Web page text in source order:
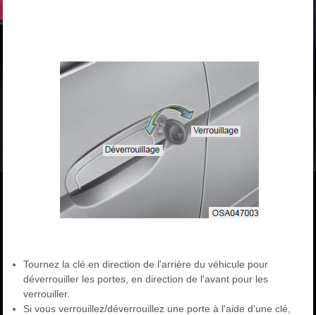
Tournez la clé en direction de l'arrière du véhicule pour
déverrouiller les portes, en direction de l'avant pour les
verrouiller.
Si vous verrouillez/déverrouillez une porte à l'aide d'une clé,